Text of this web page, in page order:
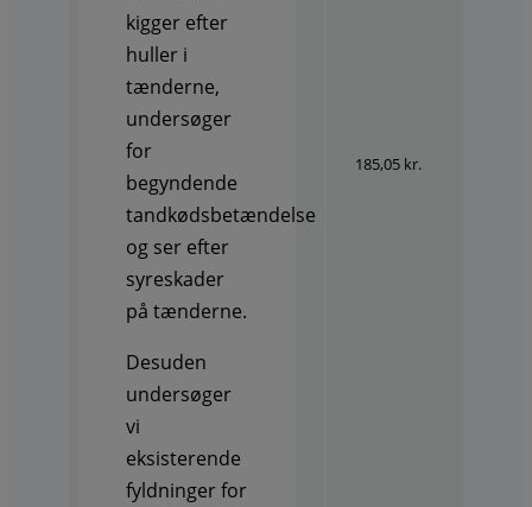
kigger efter
huller i
tænderne,
undersøger
for
begyndende
tandkødsbetændelse
og ser efter
syreskader
på tænderne.
Desuden
undersøger
vi
eksisterende
fyldninger for
185,05 kr.